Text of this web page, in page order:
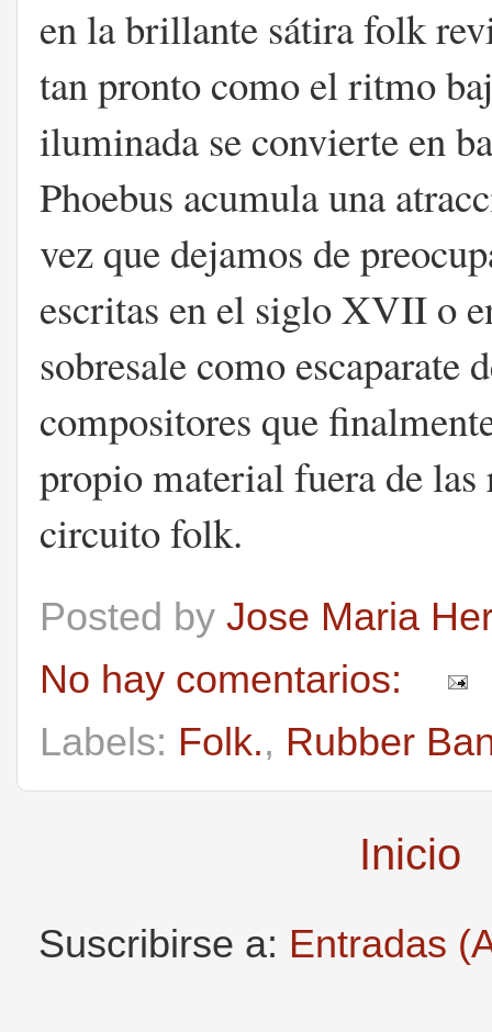
en la brillante sátira folk
tan pronto como el ritmo
iluminada se convierte en
Phoebus acumula una
vez que dejamos de
escritas en el siglo XVII o
sobresale como escaparate
compositores que
propio material fuera de
circuito folk.
Posted by Jose Maria
No hay comentarios:
Labels: Folk., Rubber
Inicio
Suscribirse a: Entradas